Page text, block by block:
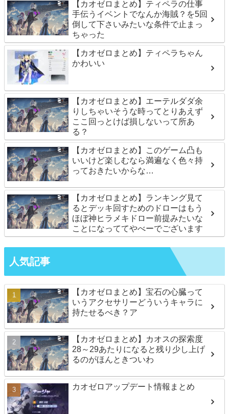
【カオゼロまとめ】ティペラの仕事
手伝うイベントでなんか海賊？を5回
倒して下さいみたいな条件で止まっ
ちゃった
【カオゼロまとめ】ティペラちゃん
かわいい
【カオゼロまとめ】エーテルダダ余
りしちゃいそうな時ってとりあえず
ここ回っとけば損しないって所あ
る？
【カオゼロまとめ】このゲーム凸も
いいけど楽しむなら満遍なく色々持
っておきたいからな…
【カオゼロまとめ】ランキング見て
るとデッキ回すためのドローはもう
ほぼ神ヒラメキドロー前提みたいな
ことになっててやべーでございます
人気記事
【カオゼロまとめ】宝石の心臓って
いうアクセサリーどういうキャラに
持たせるべき？ア
【カオゼロまとめ】カオスの探索度
28～29あたりになると残り少し上げ
るのがほんときついわ
カオゼロアップデート情報まとめ